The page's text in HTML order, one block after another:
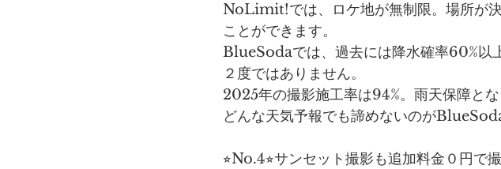
NoLimit!では、ロケ地が無制限。場所が
ことができます。
BlueSodaでは、過去には降水確率60%以
２度ではありません。
2025年の撮影施工率は94%。雨天保障と
どんな天気予報でも諦めないのが
⭐︎No.4⭐︎サンセット撮影も追加料金０円で